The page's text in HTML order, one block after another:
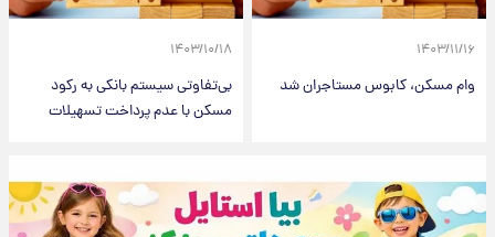
۱۴۰۳/۱۱/۱۶
وام مسکن، کابوس مستاجران شد
۱۴۰۳/۱۰/۱۸
بی‌‌‌تفاوتی سیستم بانکی به رکود
مسکن با عدم پرداخت تسهیلات